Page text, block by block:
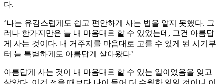
다.
‘나는 유감스럽게도 쉽고 편안하게 사는 법을 알지 못했다. 그
러나 한가지만은 늘 내 마음대로 할 수 있었는데, 그건 아름답
게 사는 것이다. 내 거주지를 마음대로 고를 수 있게 된 시기부
터 늘 특별하게도 아름답게 살아왔다’
아름답게 사는 것이 내 마음대로 할 수 있는 일이었음을 잊고